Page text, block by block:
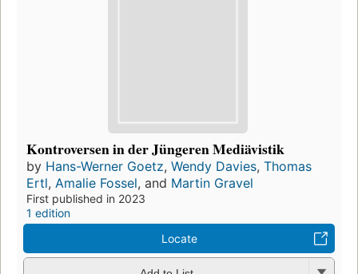
Kontroversen in der Jüngeren Mediävistik
by Hans-Werner Goetz, Wendy Davies, Thomas
Ertl, Amalie Fossel, and Martin Gravel
First published in 2023
1 edition
Locate